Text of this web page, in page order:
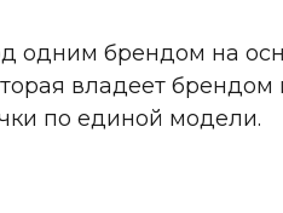
одним брендом на
владеет брендом
по единой модели.